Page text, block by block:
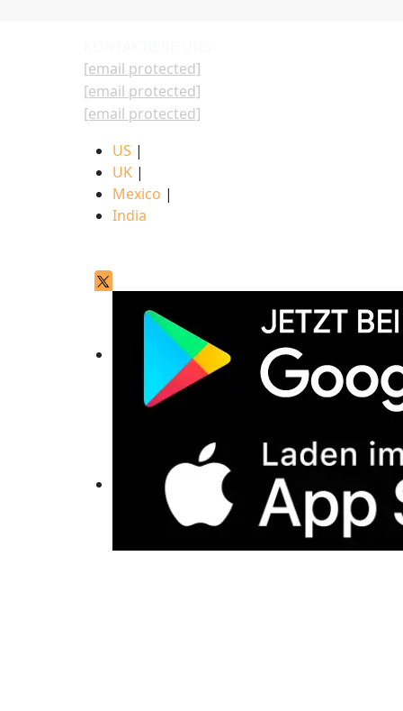
[email protected]
[email protected]
[email protected]
US |
UK |
Mexico |
India